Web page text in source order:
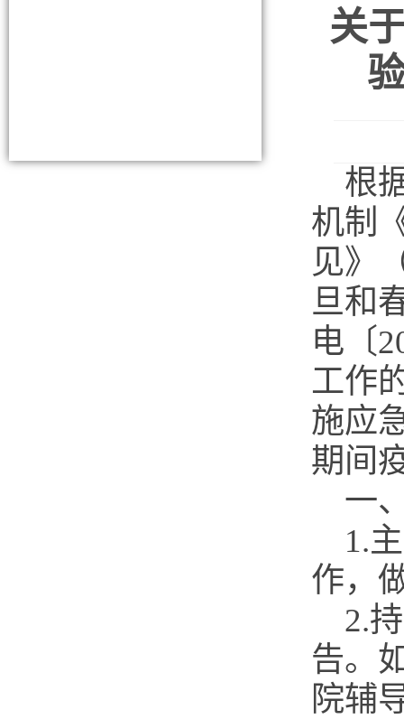
关
根
机制
见》
旦和
电〔
工作
施应
期间
一
1.
作，
2.
告。
院辅